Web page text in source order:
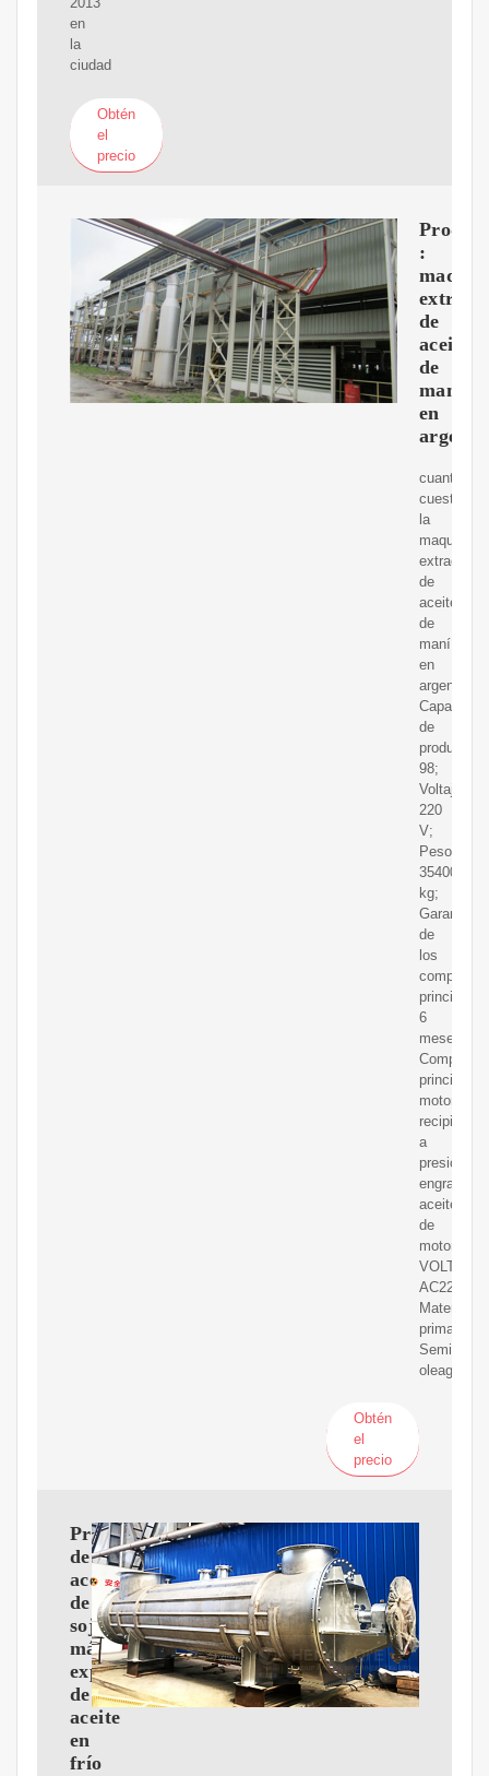
en
la
ciudad
Obtén
el
precio
:
de
aceite
de
maní
en
cuanto
cuesta
la
maquina
extractora
de
aceite
de
maní
en
argentina.
Capacidad
de
98;
Voltaje:
220
V;
Peso:
35400
kg;
Garantía
de
los
6
meses;
motor,
recipiente
a
presión,
engranaje,
aceite
de
motor;
VOLTAJE:
AC220V;
Materia
prima:
Semillas
Obtén
el
precio
Prensa
de
aceite
de
soja,
máquina
expulsora
de
aceite
en
frío